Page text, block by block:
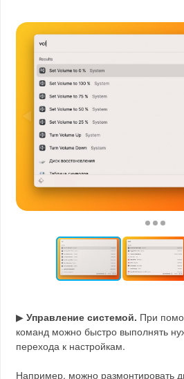
▶Управление системой. При
команд можно быстро выполнять
перехода к настройкам.
Например, можно размонтировать